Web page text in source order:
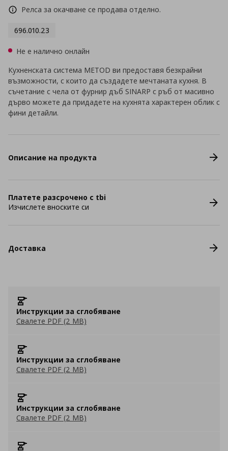
Релса за окачване се продава отделно.
696.010.23
Не е налично онлайн
Кухненската система METOD ви предоставя безкрайни
възможности, с които да създадете мечтаната кухня. В
съчетание с чела от фурнир дъб SINARP с ръб от масивно
дърво можете да придадете на кухнята характерен облик с
фини детайли.
Описание на продукта
Платете разсрочено с tbi
Изчислете вноските си
Доставка
Инструкции за сглобяване
Свалете PDF (2 MB)
Инструкции за сглобяване
Свалете PDF (2 MB)
Инструкции за сглобяване
Свалете PDF (2 MB)